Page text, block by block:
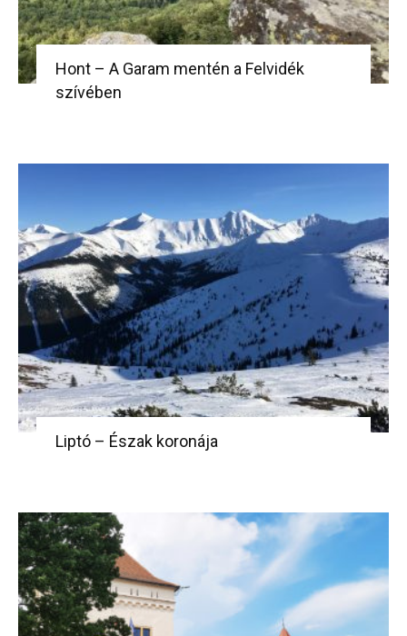
Hont – A Garam mentén a Felvidék
szívében
Liptó – Észak koronája